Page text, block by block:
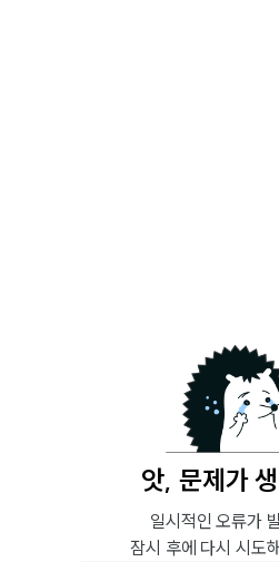
앗, 문제가
일시적인 오류가
잠시 후에 다시 시도